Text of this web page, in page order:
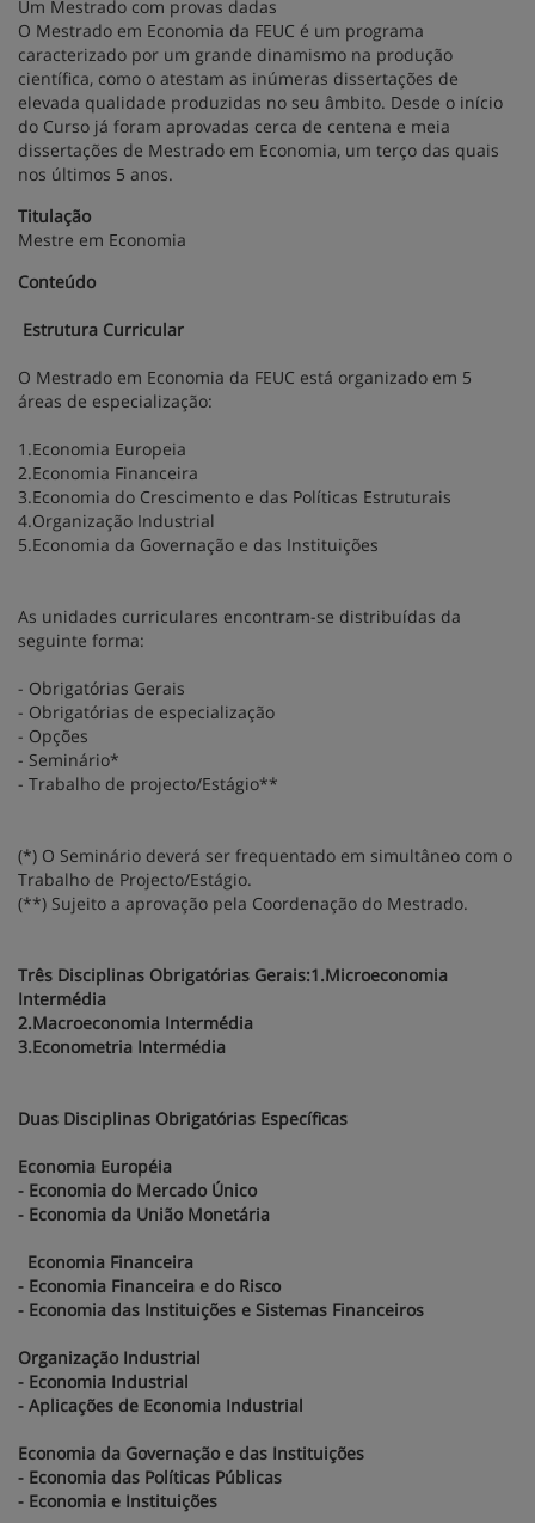
Um Mestrado com provas dadas
O Mestrado em Economia da FEUC é um programa
caracterizado por um grande dinamismo na produção
científica, como o atestam as inúmeras dissertações de
elevada qualidade produzidas no seu âmbito. Desde o início
do Curso já foram aprovadas cerca de centena e meia
dissertações de Mestrado em Economia, um terço das quais
nos últimos 5 anos.
Titulação
Mestre em Economia
Conteúdo
Estrutura Curricular
O Mestrado em Economia da FEUC está organizado em 5
áreas de especialização:
1.Economia Europeia
2.Economia Financeira
3.Economia do Crescimento e das Políticas Estruturais
4.Organização Industrial
5.Economia da Governação e das Instituições
As unidades curriculares encontram-se distribuídas da
seguinte forma:
- Obrigatórias Gerais
- Obrigatórias de especialização
- Opções
- Seminário*
- Trabalho de projecto/Estágio**
(*) O Seminário deverá ser frequentado em simultâneo com o
Trabalho de Projecto/Estágio.
(**) Sujeito a aprovação pela Coordenação do Mestrado.
Três Disciplinas Obrigatórias Gerais:1.Microeconomia
Intermédia
2.Macroeconomia Intermédia
3.Econometria Intermédia
Duas Disciplinas Obrigatórias Específicas
Economia Européia
- Economia do Mercado Único
- Economia da União Monetária
Economia Financeira
- Economia Financeira e do Risco
- Economia das Instituições e Sistemas Financeiros
Organização Industrial
- Economia Industrial
- Aplicações de Economia Industrial
Economia da Governação e das Instituições
- Economia das Políticas Públicas
- Economia e Instituições